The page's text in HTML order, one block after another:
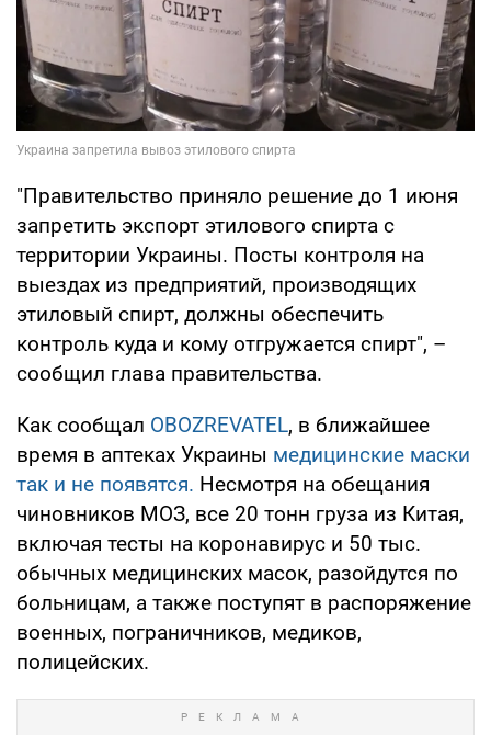
"Правительство приняло решение до 1 июня
запретить экспорт этилового спирта с
территории Украины. Посты контроля на
выездах из предприятий, производящих
этиловый спирт, должны обеспечить
контроль куда и кому отгружается спирт", –
сообщил глава правительства.
Как сообщал OBOZREVATEL, в ближайшее
время в аптеках Украины медицинские маски
так и не появятся. Несмотря на обещания
чиновников МОЗ, все 20 тонн груза из Китая,
включая тесты на коронавирус и 50 тыс.
обычных медицинских масок, разойдутся по
больницам, а также поступят в распоряжение
военных, пограничников, медиков,
полицейских.